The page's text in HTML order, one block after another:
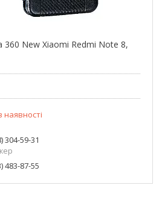
360 New Xiaomi Redmi Note 8,
304-59-31
483-87-55